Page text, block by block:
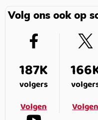
Volg ons ook op
187K
volgers
Volgen
Volgen